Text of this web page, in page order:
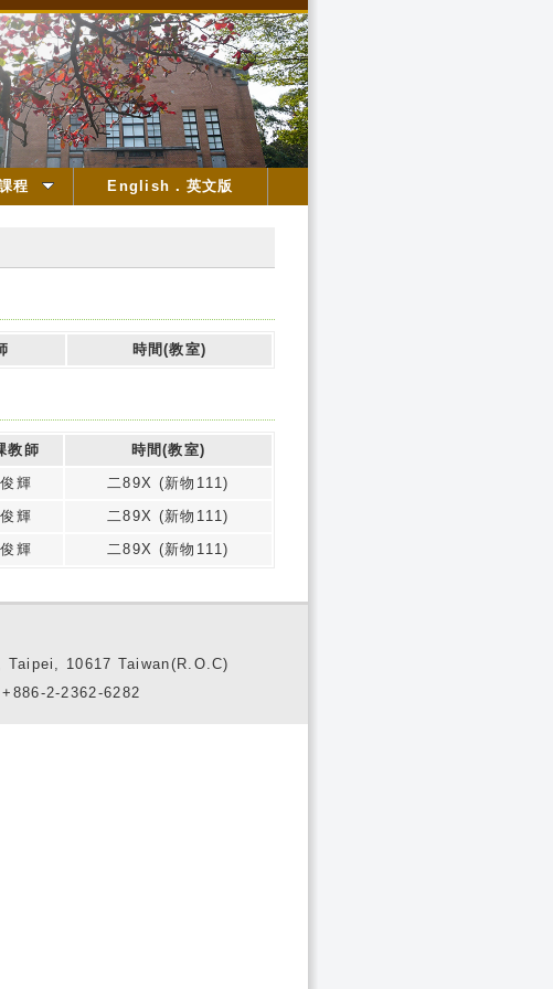
程 English．英文版
時間(教室)
教師
時間(教室)
輝
二89X (新物111)
輝
二89X (新物111)
輝 二89X (新物111)
10617 Taiwan(R.O.C)
2-2362-6282